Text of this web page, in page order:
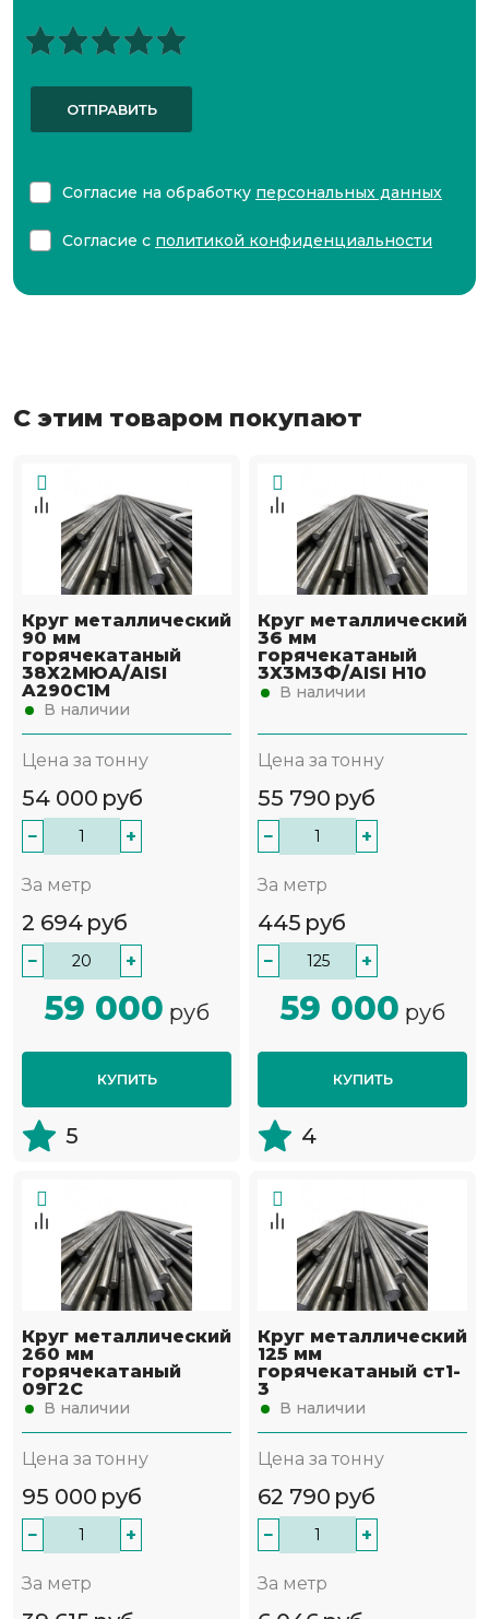
ОТПРАВИТЬ
Согласие на обработку персональных данных
Согласие с политикой конфиденциальности
С этим товаром покупают
Круг металлический
90 мм
горячекатаный
38Х2МЮА/AISI
A290C1M
В наличии
Цена за тонну
54 000 руб
− +
За метр
2 694 руб
− +
59 000 руб
КУПИТЬ
5
Круг металлический
36 мм
горячекатаный
3Х3М3Ф/AISI H10
В наличии
Цена за тонну
55 790 руб
− +
За метр
445 руб
− +
59 000 руб
КУПИТЬ
4
Круг металлический
260 мм
горячекатаный
09Г2С
В наличии
Цена за тонну
95 000 руб
− +
За метр
Круг металлический
125 мм
горячекатаный ст1-
3
В наличии
Цена за тонну
62 790 руб
− +
За метр